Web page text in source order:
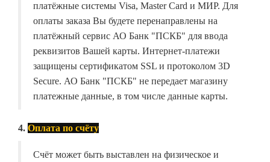
платёжные системы Visa, Master Card и МИР. Для
оплаты заказа Вы будете перенаправлены на
платёжный сервис АО Банк "ПСКБ" для ввода
реквизитов Вашей карты. Интернет-платежи
защищены сертификатом SSL и протоколом 3D
Secure. АО Банк "ПСКБ" не передает магазину
платежные данные, в том числе данные карты.
4. Оплата по счёту
Счёт может быть выставлен на физическое и